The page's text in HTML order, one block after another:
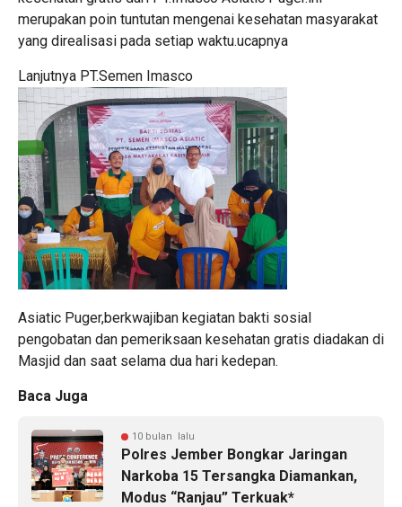
merupakan poin tuntutan mengenai kesehatan masyarakat
yang direalisasi pada setiap waktu.ucapnya
Lanjutnya PT.Semen Imasco
Asiatic Puger,berkwajiban kegiatan bakti sosial
pengobatan dan pemeriksaan kesehatan gratis diadakan di
Masjid dan saat selama dua hari kedepan.
Baca Juga
10 bulan lalu
Polres Jember Bongkar Jaringan
Narkoba 15 Tersangka Diamankan,
Modus “Ranjau” Terkuak*